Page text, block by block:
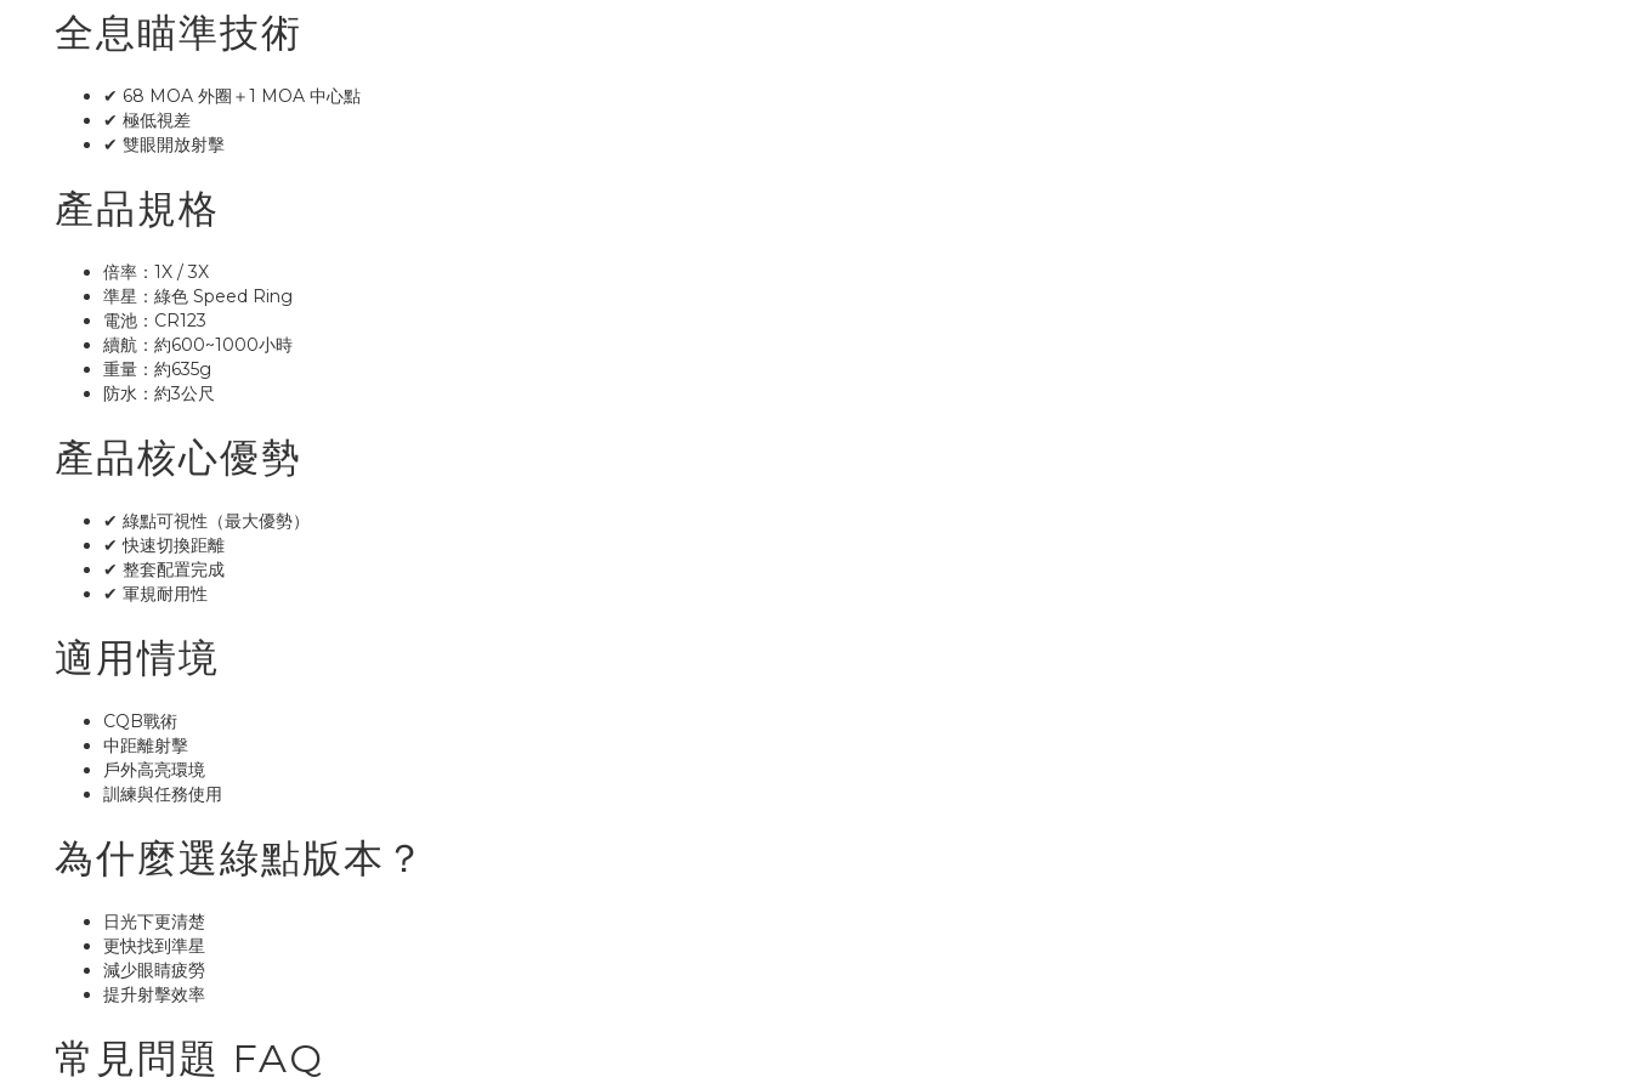
全息瞄準技術
✔ 68 MOA 外圈＋1 MOA 中心點
✔ 極低視差
✔ 雙眼開放射擊
產品規格
倍率：1X / 3X
準星：綠色 Speed Ring
電池：CR123
續航：約600~1000小時
重量：約635g
防水：約3公尺
產品核心優勢
✔ 綠點可視性（最大優勢）
✔ 快速切換距離
✔ 整套配置完成
✔ 軍規耐用性
適用情境
CQB戰術
中距離射擊
戶外高亮環境
訓練與任務使用
為什麼選綠點版本？
日光下更清楚
更快找到準星
減少眼睛疲勞
提升射擊效率
常見問題 FAQ